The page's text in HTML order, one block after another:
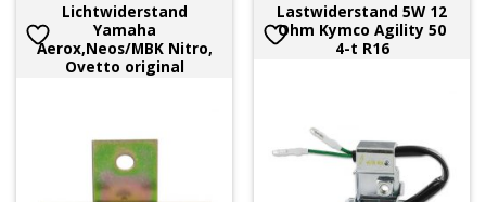
Lichtwiderstand
Yamaha
Aerox,Neos/MBK Nitro,
Ovetto original
Lastwiderstand 5W 12
Ohm Kymco Agility 50
4-t R16